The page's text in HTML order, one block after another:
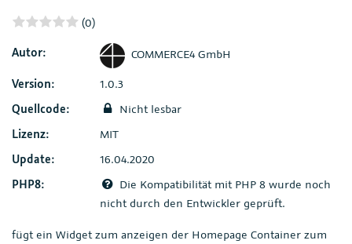
(0)
Autor:
COMMERCE4 GmbH
Version:
1.0.3
Quellcode:
Nicht lesbar
Lizenz:
MIT
Update:
16.04.2020
PHP8:
Die Kompatibilität mit PHP 8 wurde noch
nicht durch den Entwickler geprüft.
fügt ein Widget zum anzeigen der Homepage Container zum